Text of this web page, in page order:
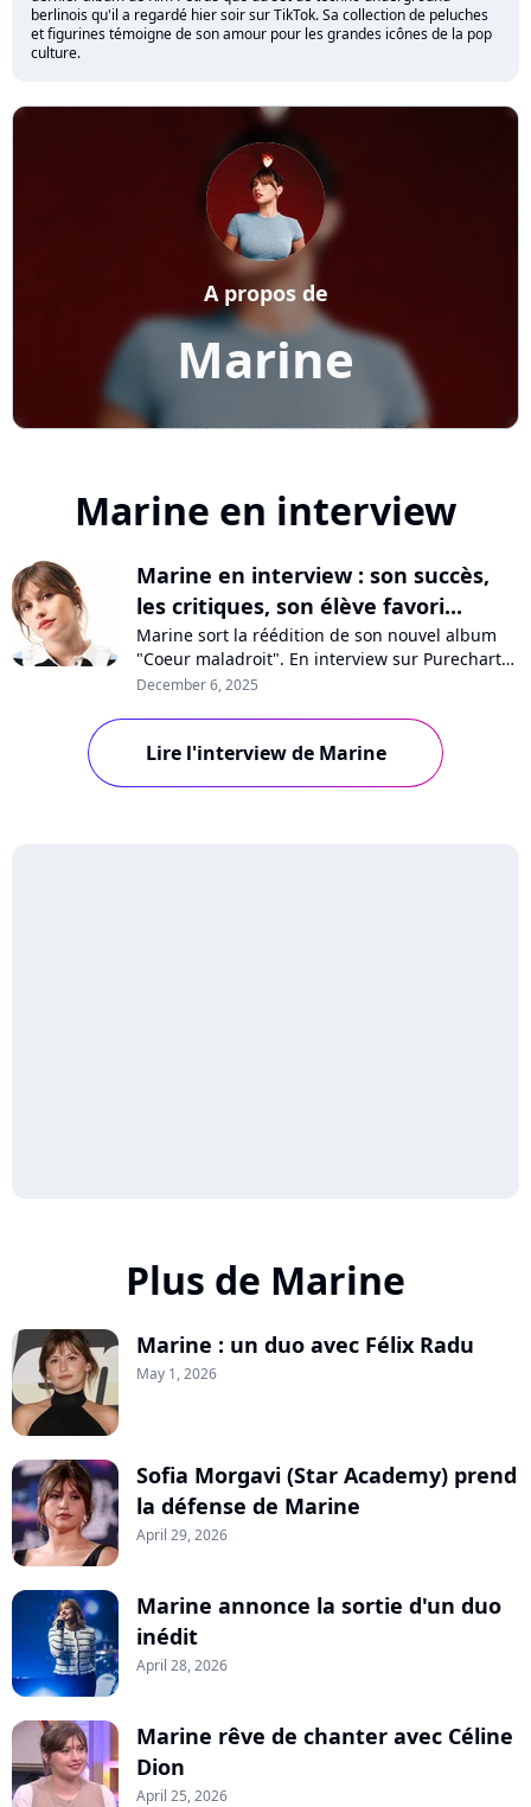
berlinois qu'il a regardé hier soir sur TikTok. Sa collection de peluches
et figurines témoigne de son amour pour les grandes icônes de la pop
culture.
Marine
A propos de
Marine en interview
Marine en interview : son succès,
les critiques, son élève favori...
Marine sort la réédition de son nouvel album
"Coeur maladroit". En interview sur Purecharts,
la chanteuse se confie sur son succès, les
December 6, 2025
Lire l'interview de Marine
Plus de Marine
Marine : un duo avec Félix Radu
May 1, 2026
Sofia Morgavi (Star Academy) prend
la défense de Marine
April 29, 2026
Marine annonce la sortie d'un duo
inédit
April 28, 2026
Marine rêve de chanter avec Céline
Dion
April 25, 2026